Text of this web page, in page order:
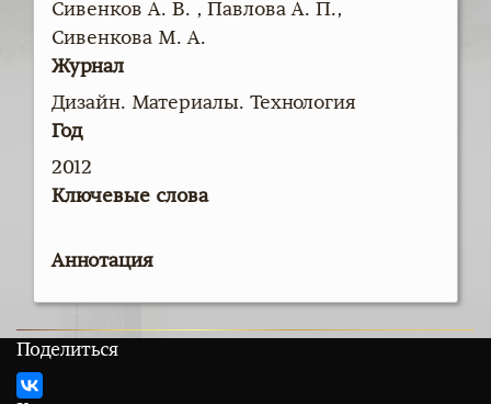
Сивенков А. В. , Павлова А. П.,
Сивенкова М. А.
Журнал
Дизайн. Материалы. Технология
Год
2012
Ключевые слова
Аннотация
Поделиться